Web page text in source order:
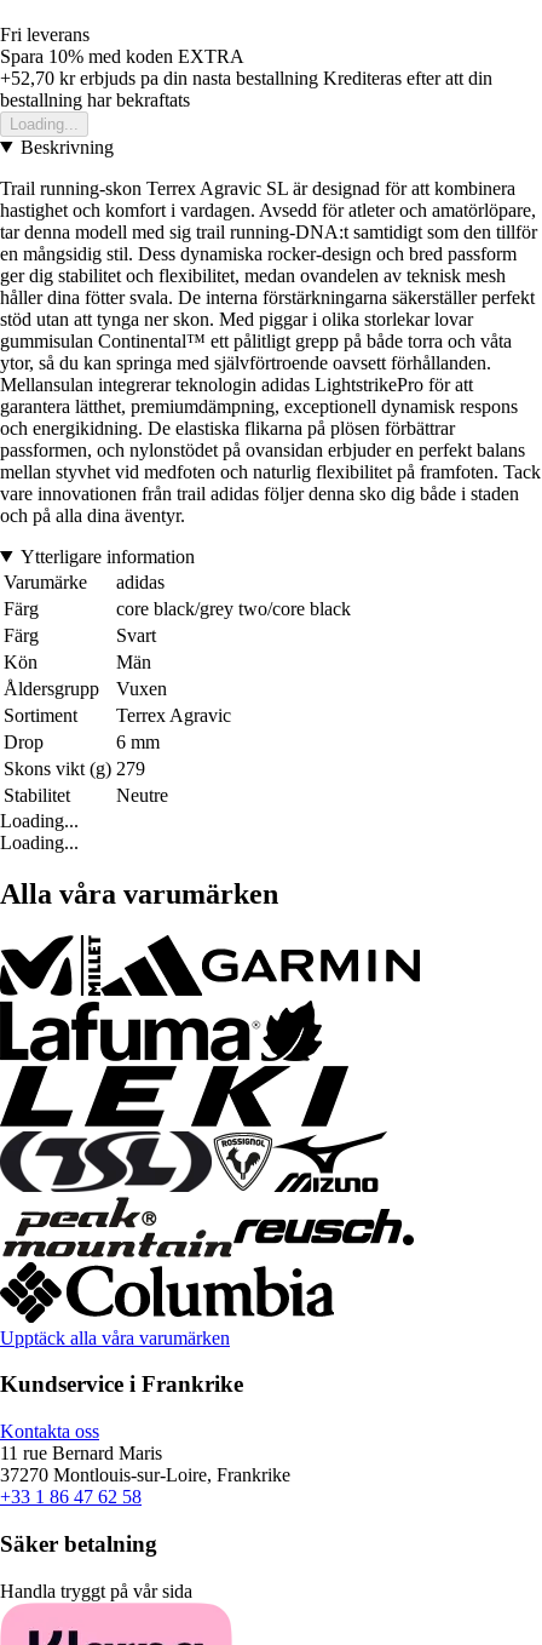
Fri leverans
Spara 10% med koden EXTRA
+52,70 krerbjuds pa din nasta bestallning Krediteras efter att din
bestallning har bekraftats
Loading...
Beskrivning
Trail running-skon Terrex Agravic SL är designad för att kombinera
hastighet och komfort i vardagen. Avsedd för atleter och amatörlöpare,
tar denna modell med sig trail running-DNA:t samtidigt som den tillför
en mångsidig stil. Dess dynamiska rocker-design och bred passform
ger dig stabilitet och flexibilitet, medan ovandelen av teknisk mesh
håller dina fötter svala. De interna förstärkningarna säkerställer perfekt
stöd utan att tynga ner skon. Med piggar i olika storlekar lovar
gummisulan Continental™ ett pålitligt grepp på både torra och våta
ytor, så du kan springa med självförtroende oavsett förhållanden.
Mellansulan integrerar teknologin adidas LightstrikePro för att
garantera lätthet, premiumdämpning, exceptionell dynamisk respons
och energikidning. De elastiska flikarna på plösen förbättrar
passformen, och nylonstödet på ovansidan erbjuder en perfekt balans
mellan styvhet vid medfoten och naturlig flexibilitet på framfoten. Tack
vare innovationen från trail adidas följer denna sko dig både i staden
och på alla dina äventyr.
Ytterligare information
Varumärke
adidas
Färg
core black/grey two/core black
Färg
Svart
Kön
Män
Åldersgrupp
Vuxen
Sortiment
Terrex Agravic
Drop
6 mm
Skons vikt (g) 279
Stabilitet
Neutre
Loading...
Loading...
Alla våra varumärken
Upptäck alla våra varumärken
Kundservice i Frankrike
Kontakta oss
11 rue Bernard Maris
37270 Montlouis-sur-Loire, Frankrike
+33 1 86 47 62 58
Säker betalning
Handla tryggt på vår sida